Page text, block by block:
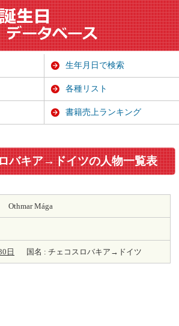
バキア→ドイツの人物一覧表
Othmar Mága
日 国名 : チェコスロバキア→ドイツ
生年月日で検索
各種リスト
書籍売上ランキング